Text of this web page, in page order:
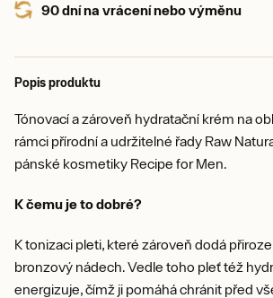
90 dní na vrácení nebo výměnu
Popis produktu
Tónovací a zároveň hydratační krém na
rámci přírodní a udržitelné řady Raw
pánské kosmetiky Recipe for Men.
K čemu je to dobré?
K tonizaci pleti, které zároveň dodá
bronzový nádech. Vedle toho pleť též
energizuje, čímž ji pomáhá chránit před